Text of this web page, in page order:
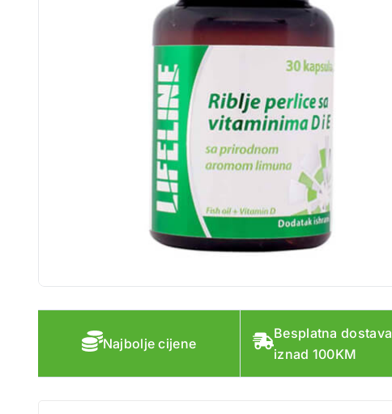
Najbolje cijene
Besplatna dostava
iznad 100KM